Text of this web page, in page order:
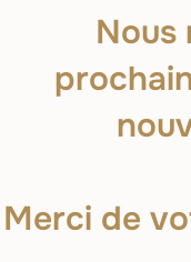
Nous
Merci de